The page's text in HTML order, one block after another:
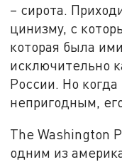
– сирота.
цинизму, с
которая была
исключительно
России. Но
непригодным,
The Washington
одним из